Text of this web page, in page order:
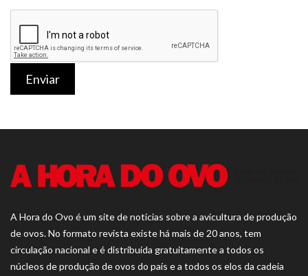
Enviar
A Hora do Ovo é um site de notícias sobre a avicultura de produção
de ovos. No formato revista existe há mais de 20 anos, tem
circulação nacional e é distribuída gratuitamente a todos os
núcleos de produção de ovos do país e a todos os elos da cadeia